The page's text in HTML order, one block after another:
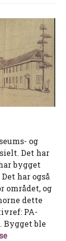
og
Det har
bygget
har også
området, og
dette
PA-
Bygget ble
Nybygg på